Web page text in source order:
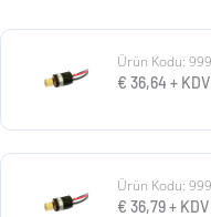
Ürün Kodu:
€ 36,64+ KDV
Ürün Kodu:
€ 36,79+ KDV